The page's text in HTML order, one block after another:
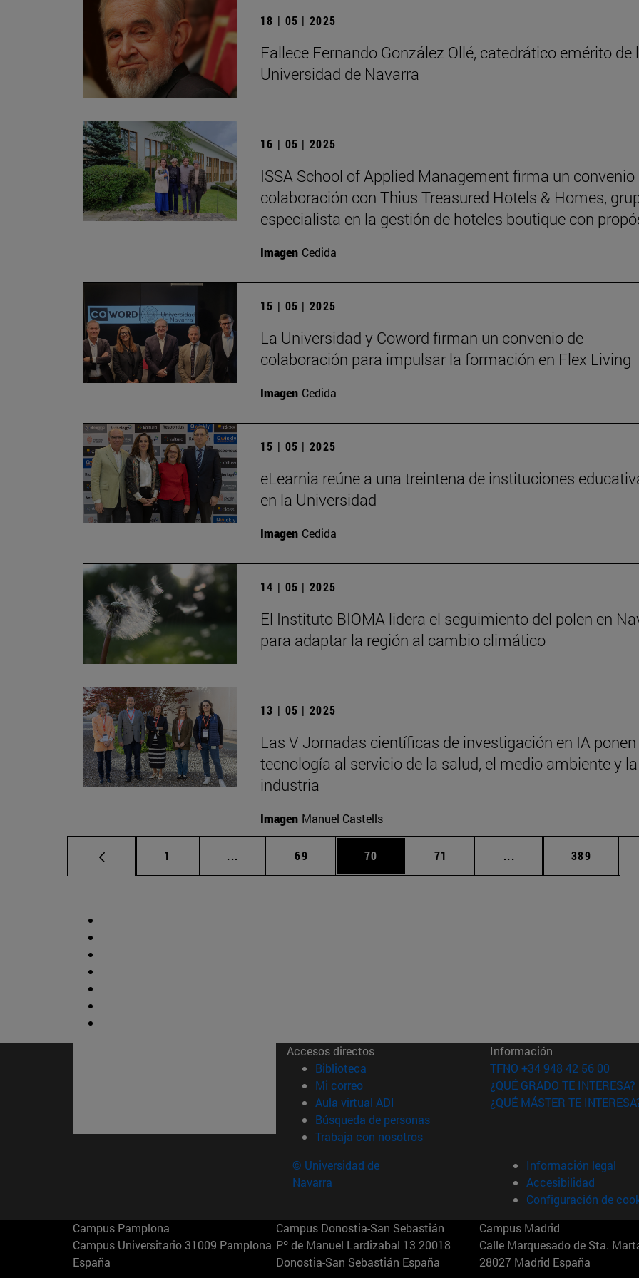
18 | 05 | 2025
Fallece Fernando González Ollé, catedrático emérito de
Universidad de Navarra
16 | 05 | 2025
ISSA School of Applied Management firma un convenio
colaboración con Thius Treasured Hotels & Homes,
especialista en la gestión de hoteles boutique con
Imagen Cedida
15 | 05 | 2025
La Universidad y Coword firman un convenio de
colaboración para impulsar la formación en Flex Living
Imagen Cedida
15 | 05 | 2025
eLearnia reúne a una treintena de instituciones
en la Universidad
Imagen Cedida
14 | 05 | 2025
El Instituto BIOMA lidera el seguimiento del polen en
para adaptar la región al cambio climático
13 | 05 | 2025
Las V Jornadas científicas de investigación en IA
tecnología al servicio de la salud, el medio ambiente y la
industria
Imagen Manuel Castells
Página
1 ... Páginas intermedias Use TAB para desplazarse.
Página
69 Página
70 Página
71 ... Páginas intermedias
Página
389
Accesos directos
Biblioteca (abre en nueva ventana)
Mi correo(abre en nueva ventana)
Aula virtual ADI (abre en nueva ventana)
Búsqueda de personas(abre en nueva ventana)
Trabaja con nosotros(abre en nueva ventana)
Información
TFNO +34 948 42 56 00
¿QUÉ GRADO TE INTERESA?
¿QUÉ MÁSTER TE
© Universidad de
Navarra
Información legal
Accesibilidad
Configuración de
Campus Pamplona
Campus Universitario 31009 Pamplona
España
Campus Donostia-San Sebastián
Pº de Manuel Lardizabal 13 20018
Donostia-San Sebastián España
Campus Madrid
Calle Marquesado de Sta.
28027 Madrid España